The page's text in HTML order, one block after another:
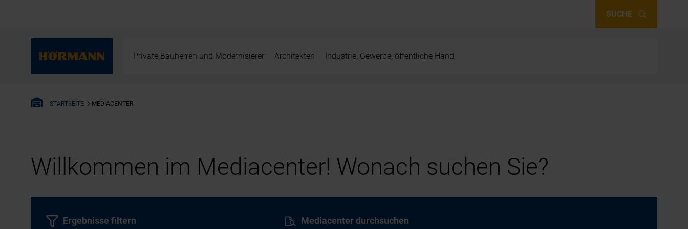
SUCHE
Private Bauherren und Modernisierer Architekten Industrie, Gewerbe, öffentliche Hand
STARTSEITE MEDIACENTER
Willkommen im Mediacenter! Wonach suchen Sie?
Mediacenter durchsuchen
Ergebnisse filtern